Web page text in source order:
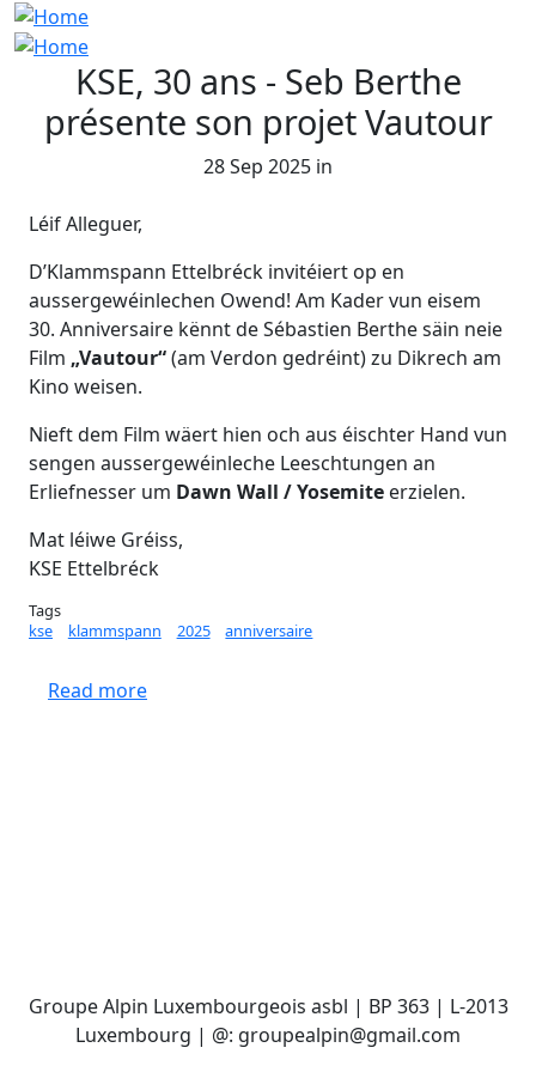
KSE, 30 ans - Seb Berthe
présente son projet Vautour
28 Sep 2025 in
Léif Alleguer,
D’Klammspann Ettelbréck invitéiert op en
aussergewéinlechen Owend! Am Kader vun eisem
30. Anniversaire kënnt de Sébastien Berthe säin neie
Film „Vautour“(am Verdon gedréint) zu Dikrech am
Kino weisen.
Nieft dem Film wäert hien och aus éischter Hand vun
sengen aussergewéinleche Leeschtungen an
Erliefnesser um Dawn Wall / Yosemite erzielen.
Mat léiwe Gréiss,
KSE Ettelbréck
Tags
kse
klammspann 2025 anniversaire
Read moreabout KSE, 30 ans - Seb Berthe présente
Groupe Alpin Luxembourgeois asbl | BP 363 | L-2013
Luxembourg | @: groupealpin@gmail.com